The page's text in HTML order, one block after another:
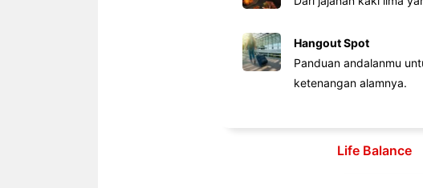
Hangout Spot
Panduan andalanmu
ketenangan alamnya.
Life Balance